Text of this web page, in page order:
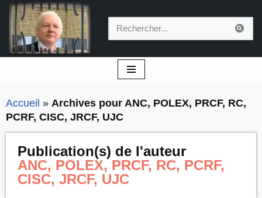
Aller
au
contenu
Accueil » Archives pour ANC, POLEX, PRCF, RC,
PCRF, CISC, JRCF, UJC
Publication(s) de l'auteur
ANC, POLEX, PRCF, RC, PCRF,
CISC, JRCF, UJC